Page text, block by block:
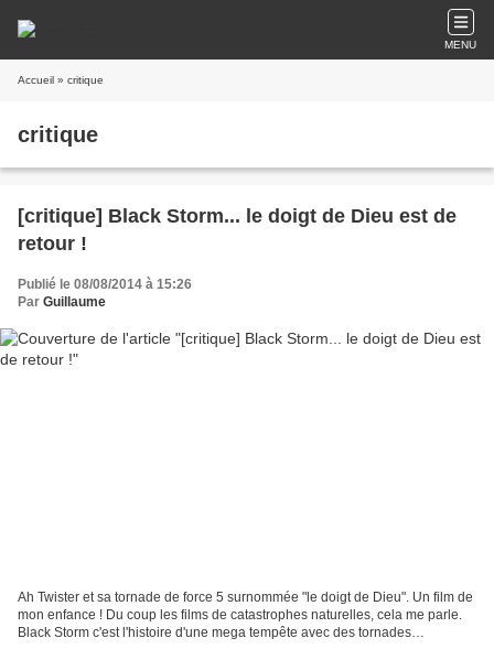
MENU
Accueil » critique
critique
[critique] Black Storm... le doigt de Dieu est de
retour !
Publié le 08/08/2014 à 15:26
Par Guillaume
Ah Twister et sa tornade de force 5 surnommée "le doigt de Dieu". Un film de
mon enfance ! Du coup les films de catastrophes naturelles, cela me parle.
Black Storm c'est l'histoire d'une mega tempête avec des tornades